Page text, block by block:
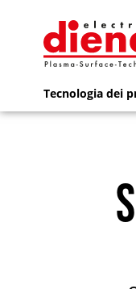
Tecnologia dei